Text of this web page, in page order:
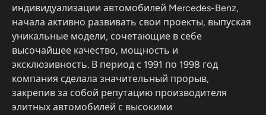
индивидуализации автомобилей Mercedes-Benz,
начала активно развивать свои проекты, выпуская
уникальные модели, сочетающие в себе
высочайшее качество, мощность и
эксклюзивность. В период с 1991 по 1998 год
компания сделала значительный прорыв,
закрепив за собой репутацию производителя
элитных автомобилей с высокими